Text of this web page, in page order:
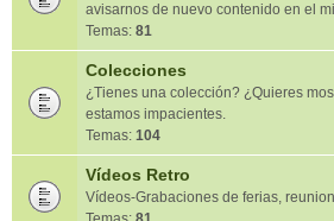
avisarnos de nuevo contenido en el
Temas: 81
Colecciones
¿Tienes una colección? ¿Quieres
estamos impacientes.
Temas: 104
Vídeos Retro
Vídeos-Grabaciones de ferias,